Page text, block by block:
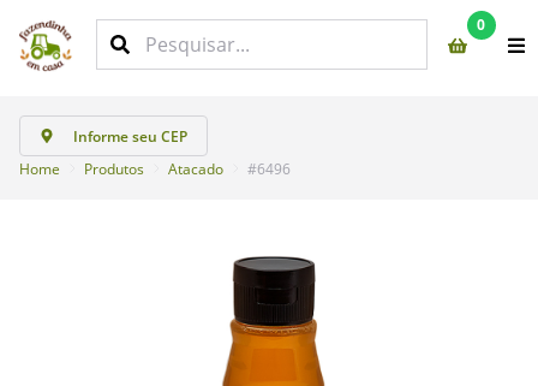
0
Informe seu CEP
Home
Produtos Atacado #6496